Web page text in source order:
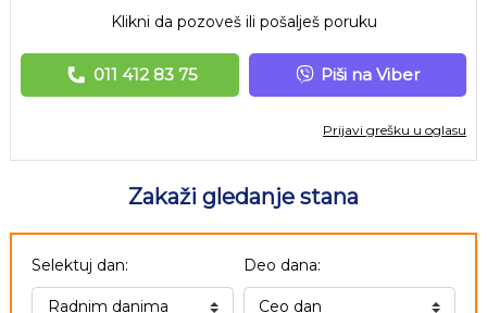
Klikni da pozoveš ili pošalješ poruku
011 412 83 75 Piši na Viber
Prijavi grešku u oglasu
Zakaži gledanje stana
Selektuj dan: Deo dana: